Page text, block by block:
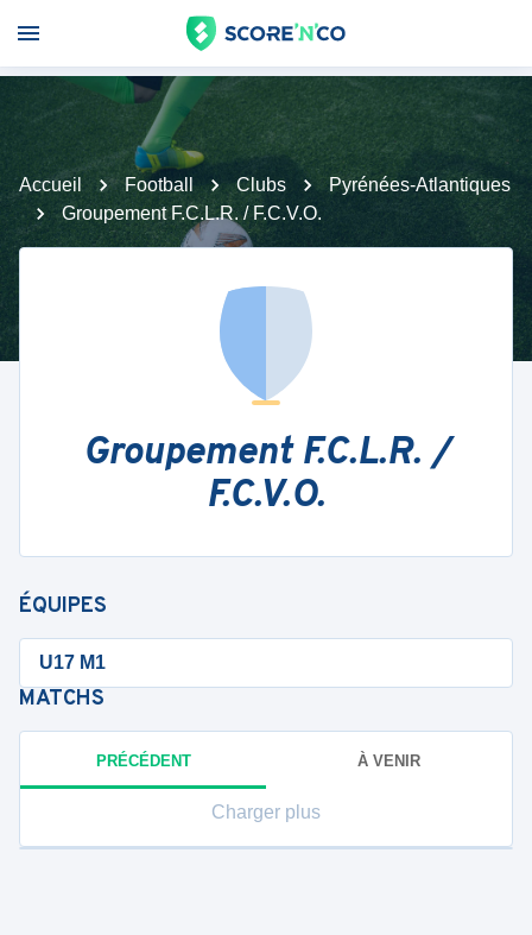
Accueil Football Clubs
Pyrénées-Atlantiques
Groupement F.C.L.R. / F.C.V.O.
Groupement F.C.L.R. /
F.C.V.O.
ÉQUIPES
U17 M1
MATCHS
PRÉCÉDENT À VENIR
Charger plus